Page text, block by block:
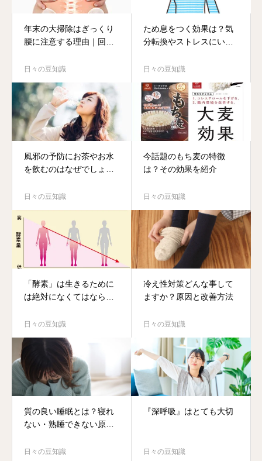
年末の大掃除はぎっくり
腰に注意する理由｜回避
日々の豆知識
ため息をつく効果は？気
分転換やストレスにいい
日々の豆知識
風邪の予防にお茶やお水
を飲むのはなぜでしょ
日々の豆知識
今話題のもち麦の特徴
は？その効果を紹介
日々の豆知識
「酵素」は生きるために
は絶対になくてはならな
日々の豆知識
冷え性対策どんな事して
ますか？原因と改善方法
日々の豆知識
質の良い睡眠とは？寝れ
ない・熟睡できない原因
日々の豆知識
『深呼吸』はとても大切
日々の豆知識